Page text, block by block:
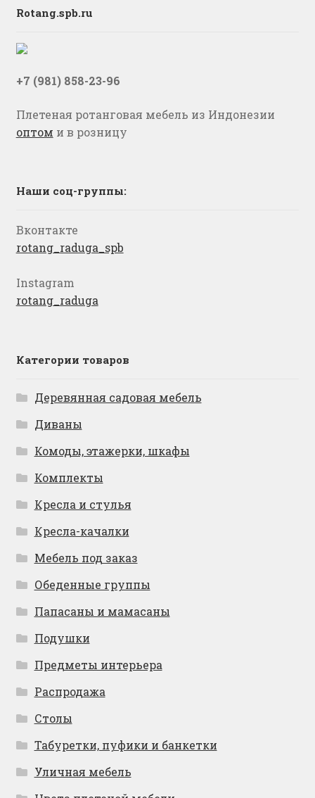
Rotang.spb.ru
+7 (981) 858-23-96
Плетеная ротанговая мебель из Индонезии
оптом и в розницу
Наши соц-группы:
Вконтакте
rotang_raduga_spb
Instagram
rotang_raduga
Категории товаров
Деревянная садовая мебель
Диваны
Комоды, этажерки, шкафы
Комплекты
Кресла и стулья
Кресла-качалки
Мебель под заказ
Обеденные группы
Папасаны и мамасаны
Подушки
Предметы интерьера
Распродажа
Столы
Табуретки, пуфики и банкетки
Уличная мебель